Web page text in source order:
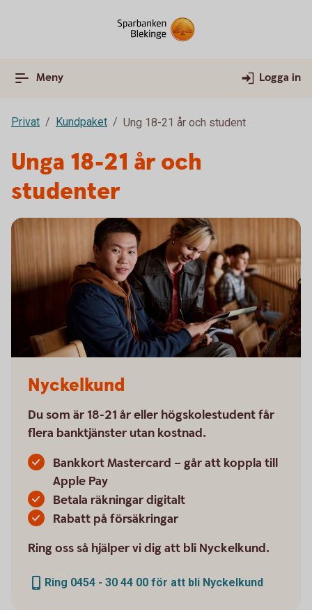
Meny Logga in
Privat Kundpaket Ung 18-21 år och student
Unga 18-21 år och
studenter
Nyckelkund
Du som är 18-21 år eller högskolestudent får
flera banktjänster utan kostnad.
Bankkort Mastercard – går att koppla till
Apple Pay
Betala räkningar digitalt
Rabatt på försäkringar
Ring oss så hjälper vi dig att bli Nyckelkund.
Ring 0454 - 30 44 00 för att bli Nyckelkund